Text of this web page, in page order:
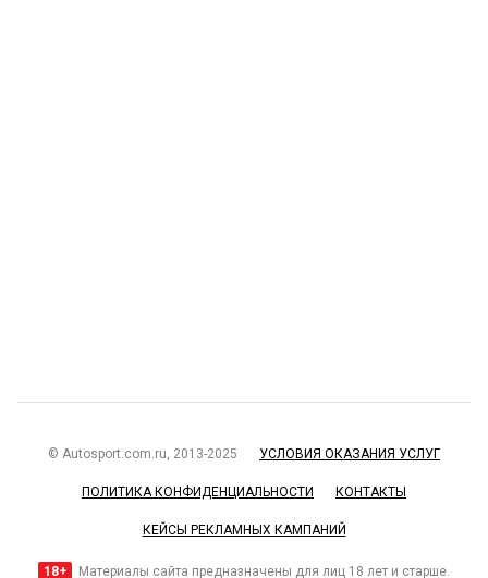
© Autosport.com.ru, 2013-2025 УСЛОВИЯ ОКАЗАНИЯ УСЛУГ
ПОЛИТИКА КОНФИДЕНЦИАЛЬНОСТИ КОНТАКТЫ
КЕЙСЫ РЕКЛАМНЫХ КАМПАНИЙ
18+ Материалы сайта предназначены для лиц 18 лет и старше.